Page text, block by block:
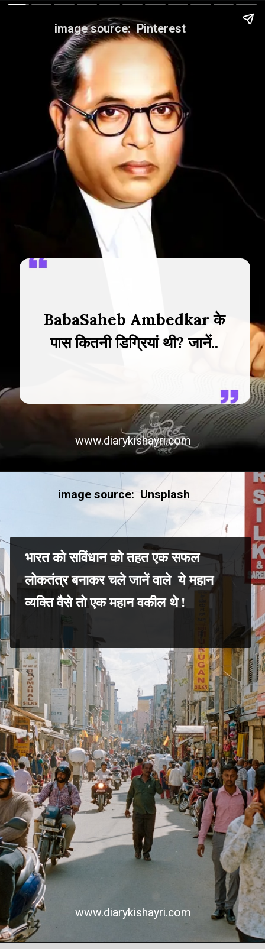
BabaSaheb Ambedkar के
पास कितनी डिग्रियां थी? जानें..
image source: Pinterest
www.diarykishayri.com
भारत को सविंधान को तहत एक सफल
लोकतंत्र बनाकर चले जानें वाले ये महान
व्यक्ति वैसे तो एक महान वकील थे !
www.diarykishayri.com
image source: Unsplash
पर क्या आप जानते हैं बाबा साहेब कितना
पढ़े लिखे थे ?